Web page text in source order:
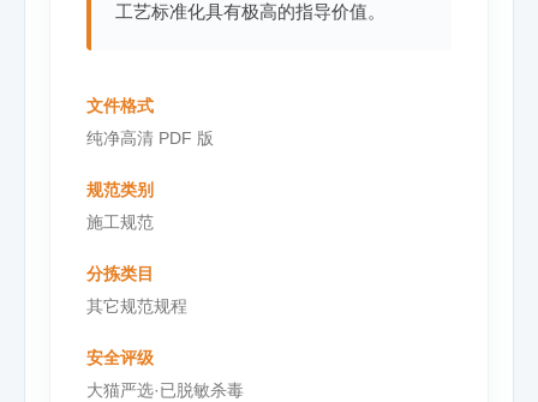
工艺标准化具有极高的指导价值。
文件格式
纯净高清 PDF 版
规范类别
施工规范
分拣类目
其它规范规程
安全评级
大猫严选·已脱敏杀毒